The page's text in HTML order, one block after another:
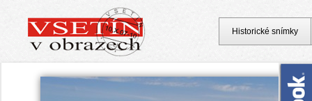
Historické snímky